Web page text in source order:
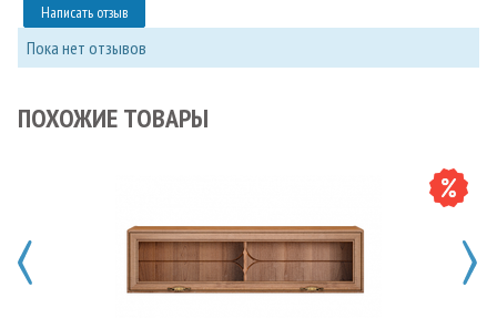
Написать отзыв
Пока нет отзывов
ПОХОЖИЕ ТОВАРЫ